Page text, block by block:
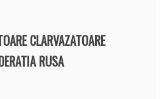
CLARVAZATOARE
RUSA